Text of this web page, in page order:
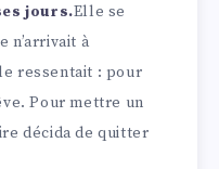
jours.Elle se
n’arrivait à
ressentait : pour
Pour mettre un
décida de quitter